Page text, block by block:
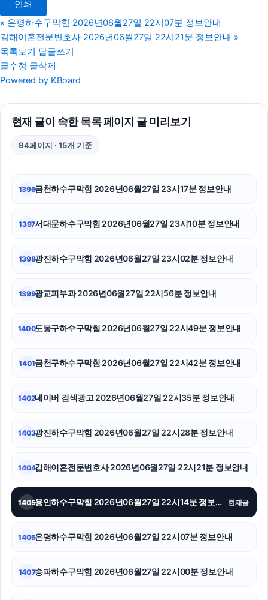
의정부변호사
마포구하수구막힘
이혼전문변호사
트립닷컴할인코드
강남하수구막힘
광고대행사
대구이혼전문변호사
법인 장기렌트
인쇄
« 은평하수구막힘 2026년06월27일 22시07분 정보안내
김해이혼전문변호사 2026년06월27일 22시21분 정보안내 »
목록보기 답글쓰기
글수정 글삭제
Powered by KBoard
현재 글이 속한 목록 페이지 글 미리보기
94페이지 · 15개 기준
1396금천하수구막힘 2026년06월27일 23시17분 정보안내
1397서대문하수구막힘 2026년06월27일 23시10분 정보안내
1398광진하수구막힘 2026년06월27일 23시02분 정보안내
1399광교피부과 2026년06월27일 22시56분 정보안내
1400도봉구하수구막힘 2026년06월27일 22시49분 정보안내
1401금천구하수구막힘 2026년06월27일 22시42분 정보안내
1402네이버 검색광고 2026년06월27일 22시35분 정보안내
1403광진하수구막힘 2026년06월27일 22시28분 정보안내
1404김해이혼전문변호사 2026년06월27일 22시21분 정보안내
1405 용인하수구막힘 2026년06월27일 22시14분 정보안내 현재글
1406은평하수구막힘 2026년06월27일 22시07분 정보안내
1407송파하수구막힘 2026년06월27일 22시00분 정보안내